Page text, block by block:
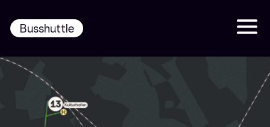
Busshuttle